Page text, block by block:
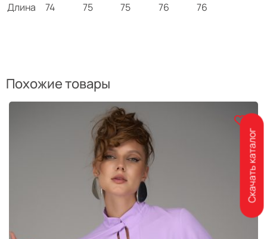
Длина
74 75 75 76 76
Похожие товары
Скачать каталог